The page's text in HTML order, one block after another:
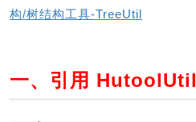
构/树结构工具-TreeUtil
一、引用 HutoolUtil